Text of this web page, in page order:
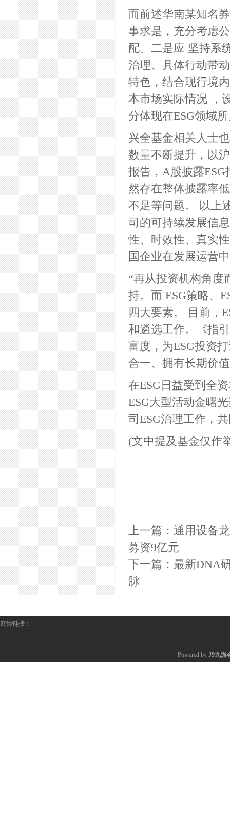
而前述华南某知名
事求是，充分考虑
配。二是应 坚持系
治理、具体行动带
特色，结合现行境
本市场实际情况 ，
分体现在ESG领域
兴全基金相关人士
数量不断提升，以
报告，A股披露
然存在整体披露率
不足等问题。 以上
司的可持续发展信
性、时效性、真实
国企业在发展运营
“再从投资机构角度
持。而 ESG策略、
四大要素。 目前，
和遴选工作。《指
富度，为ESG投资
合一、拥有长期价
在ESG日益受到全
ESG大型活动金曙
司ESG治理工作，
(文中提及基金仅作
上一篇： 通用设备
募资9亿元
下一篇： 最新DNA
脉
友情链接：
Powered byJ9九游